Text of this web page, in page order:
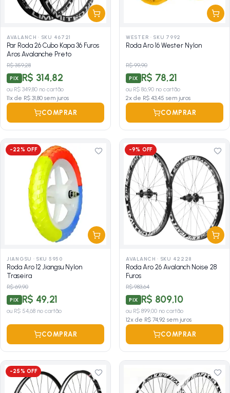
AVALANCH · SKU 46721
Par Roda 26 Cubo Kapa 36 Furos
Aros Avalanche Preto
R$ 359,28
PIX R$ 314,82
ou R$ 349,80 no cartão
11x de R$ 31,80 sem juros
COMPRAR
WESTER · SKU 7992
Roda Aro 16 Wester Nylon
R$ 99,90
PIX R$ 78,21
ou R$ 86,90 no cartão
2x de R$ 43,45 sem juros
COMPRAR
-22% OFF
JIANGSU · SKU 5950
Roda Aro 12 Jiangsu Nylon
Traseira
R$ 69,90
PIX R$ 49,21
ou R$ 54,68 no cartão
COMPRAR
-9% OFF
AVALANCH · SKU 42228
Roda Aro 26 Avalanch Noise 28
Furos
R$ 983,64
PIX R$ 809,10
ou R$ 899,00 no cartão
12x de R$ 74,92 sem juros
COMPRAR
-25% OFF